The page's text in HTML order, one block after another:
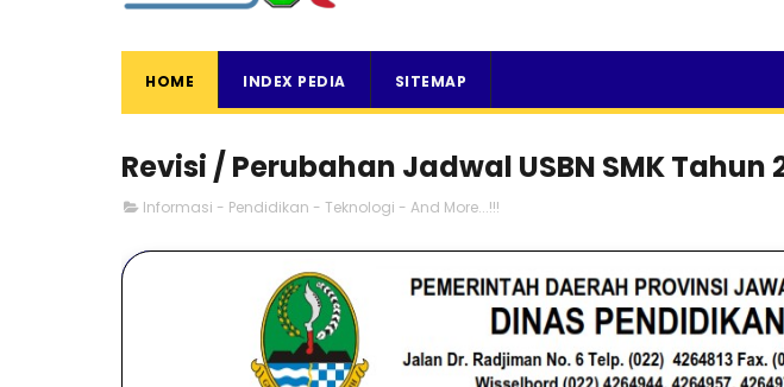
HOME INDEX PEDIA SITEMAP
Revisi / Perubahan Jadwal USBN SMK Tahun
Informasi - Pendidikan - Teknologi - And More...!!!